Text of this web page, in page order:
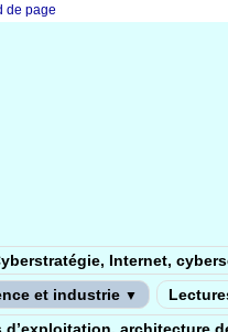
de page
Internet,
et industrie ▼